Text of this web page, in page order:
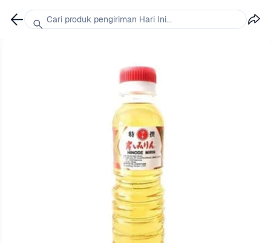
Cari produk pengiriman Hari Ini...